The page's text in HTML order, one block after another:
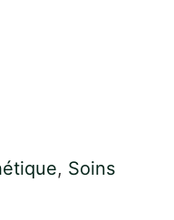
, Soins